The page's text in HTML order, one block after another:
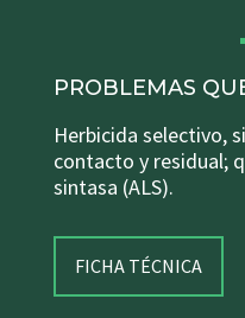
PROBLEMAS
Herbicida selectivo,
contacto y residual;
sintasa (ALS).
FICHA TÉCNICA